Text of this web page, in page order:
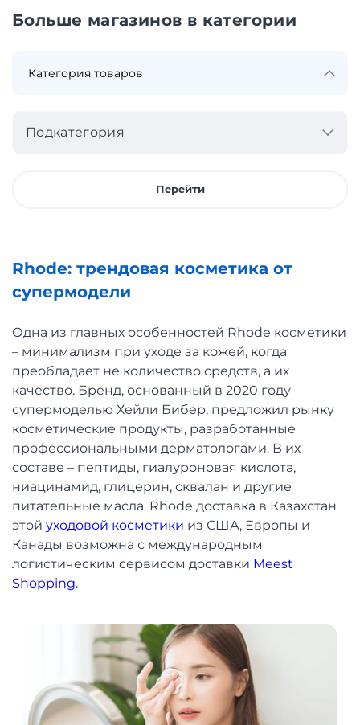
Больше магазинов в категории
Подкатегория
Перейти
Rhode: трендовая косметика от
супермодели
Одна из главных особенностей Rhode косметики
– минимализм при уходе за кожей, когда
преобладает не количество средств, а их
качество. Бренд, основанный в 2020 году
супермоделью Хейли Бибер, предложил рынку
косметические продукты, разработанные
профессиональными дерматологами. В их
составе – пептиды, гиалуроновая кислота,
ниацинамид, глицерин, сквалан и другие
питательные масла. Rhode доставка в Казахстан
этой уходовой косметики из США, Европы и
Канады возможна с международным
логистическим сервисом доставки Meest
Shopping.